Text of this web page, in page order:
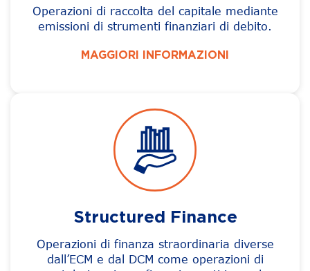
Operazioni di raccolta del capitale mediante
emissioni di strumenti finanziari di debito.
MAGGIORI INFORMAZIONI
Structured Finance
Operazioni di finanza straordinaria diverse
dall’ECM e dal DCM come operazioni di